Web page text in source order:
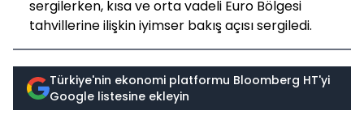
sergilerken, kısa ve orta vadeli Euro Bölgesi
tahvillerine ilişkin iyimser bakış açısı sergiledi.
Türkiye'nin ekonomi platformu Bloomberg HT'yi
Google listesine ekleyin